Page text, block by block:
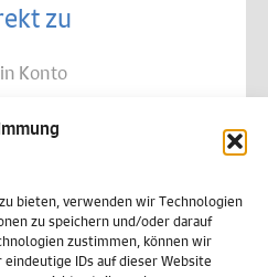
bieten, verwenden wir Technologien
zu speichern und/oder darauf
zustimmen, können wir
IDs auf dieser Website
zu
Konto